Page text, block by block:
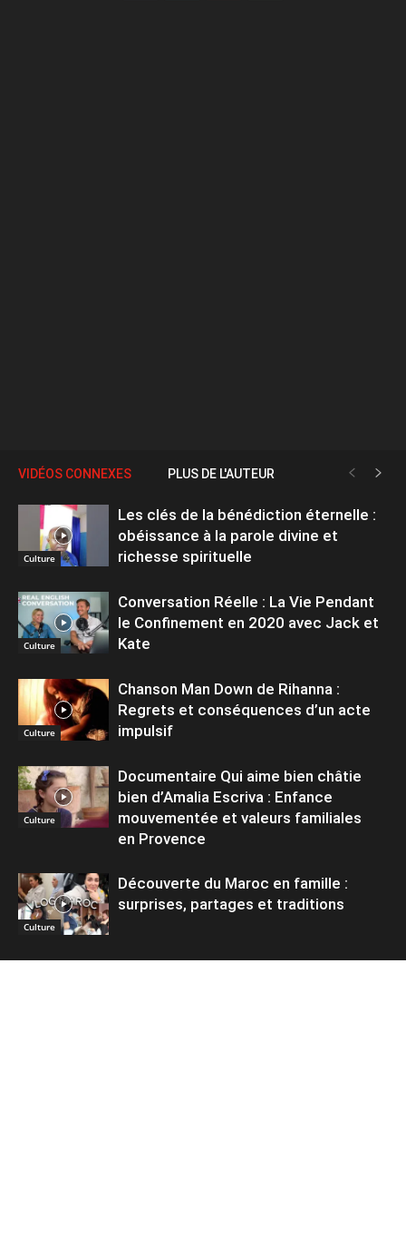
VIDÉOS CONNEXES PLUS DE L'AUTEUR
Culture
Les clés de la bénédiction éternelle :
obéissance à la parole divine et
richesse spirituelle
Culture
Conversation Réelle : La Vie Pendant
le Confinement en 2020 avec Jack et
Kate
Culture
Chanson Man Down de Rihanna :
Regrets et conséquences d’un acte
impulsif
Culture
Documentaire Qui aime bien châtie
bien d’Amalia Escriva : Enfance
mouvementée et valeurs familiales
en Provence
Culture
Découverte du Maroc en famille :
surprises, partages et traditions